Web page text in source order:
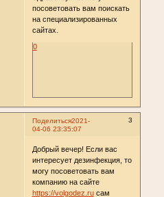
посоветовать вам поискать
на специализированных
сайтах.
0
Поделиться 3
2021-
04-06 23:35:07
Добрый вечер! Если вас
интересует дезинфекция, то
могу посоветовать вам
компанию на сайте
https://volgodez.ruсам